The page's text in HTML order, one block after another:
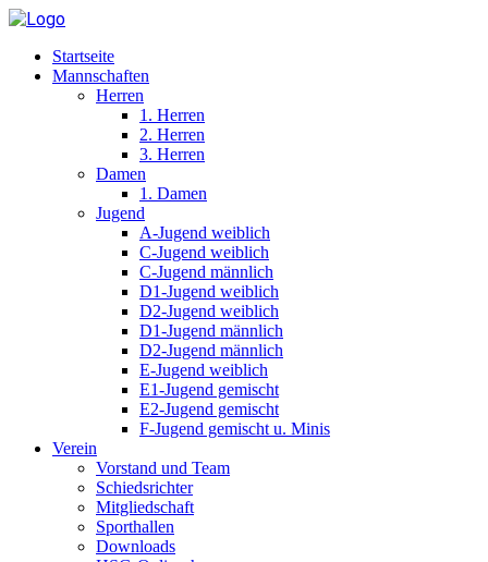
Startseite
Mannschaften
Herren
1. Herren
2. Herren
3. Herren
Damen
1. Damen
Jugend
A-Jugend weiblich
C-Jugend weiblich
C-Jugend männlich
D1-Jugend weiblich
D2-Jugend weiblich
D1-Jugend männlich
D2-Jugend männlich
E-Jugend weiblich
E1-Jugend gemischt
E2-Jugend gemischt
F-Jugend gemischt u. Minis
Verein
Vorstand und Team
Schiedsrichter
Mitgliedschaft
Sporthallen
Downloads